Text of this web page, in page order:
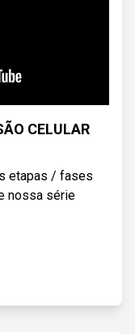
CELULAR
etapas / fases
nossa série